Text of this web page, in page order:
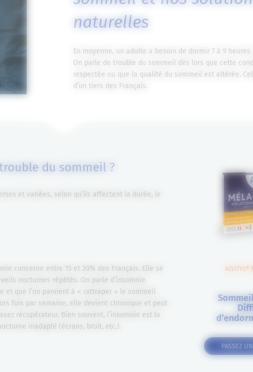
naturelles
En moyenne, un adulte a besoin de dormir 7 à 9 heures
On parle de trouble du sommeil dès lors que cette
respectée ou que la qualité du sommeil est altérée.
d’un tiers des Français.
du sommeil ?
et variées, selon qu’ils affectent la durée, le
concerne entre 15 et 20% des Français. Elle se
nocturnes répétés. On parle d’insomnie
que l’on parvient à « rattraper » le sommeil
fois par semaine, elle devient chronique et peut
récupérateur. Bien souvent, l’insomnie est la
inadapté (écrans, bruit, etc.).
ALVITYL®
PASSEZ